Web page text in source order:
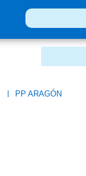
| PP ARAGÓN